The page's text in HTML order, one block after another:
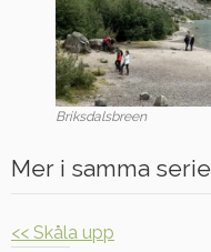
Briksdalsbreen
Mer i samma serie
<< Skåla upp